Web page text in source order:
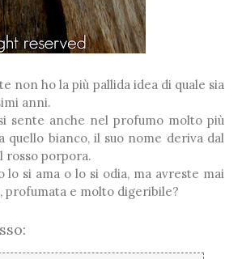
non ho la più pallida idea di quale sia
anni.
sente anche nel profumo molto più
bianco, il suo nome deriva dal
rosso porpora.
si ama o lo si odia, ma avreste mai
profumata e molto digeribile?